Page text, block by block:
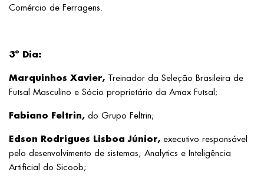
Comércio de Ferragens.
3º Dia:
Marquinhos Xavier,
Treinador da Seleção Brasileira de
Futsal Masculino e Sócio proprietário da Amax Futsal;
Fabiano Feltrin, do Grupo Feltrin;
Edson Rodrigues Lisboa Júnior, executivo responsável
pelo desenvolvimento de sistemas, Analytics e Inteligência
Artificial do Sicoob;